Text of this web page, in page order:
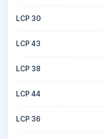
LCP 30
LCP 43
LCP 38
LCP 44
LCP 36